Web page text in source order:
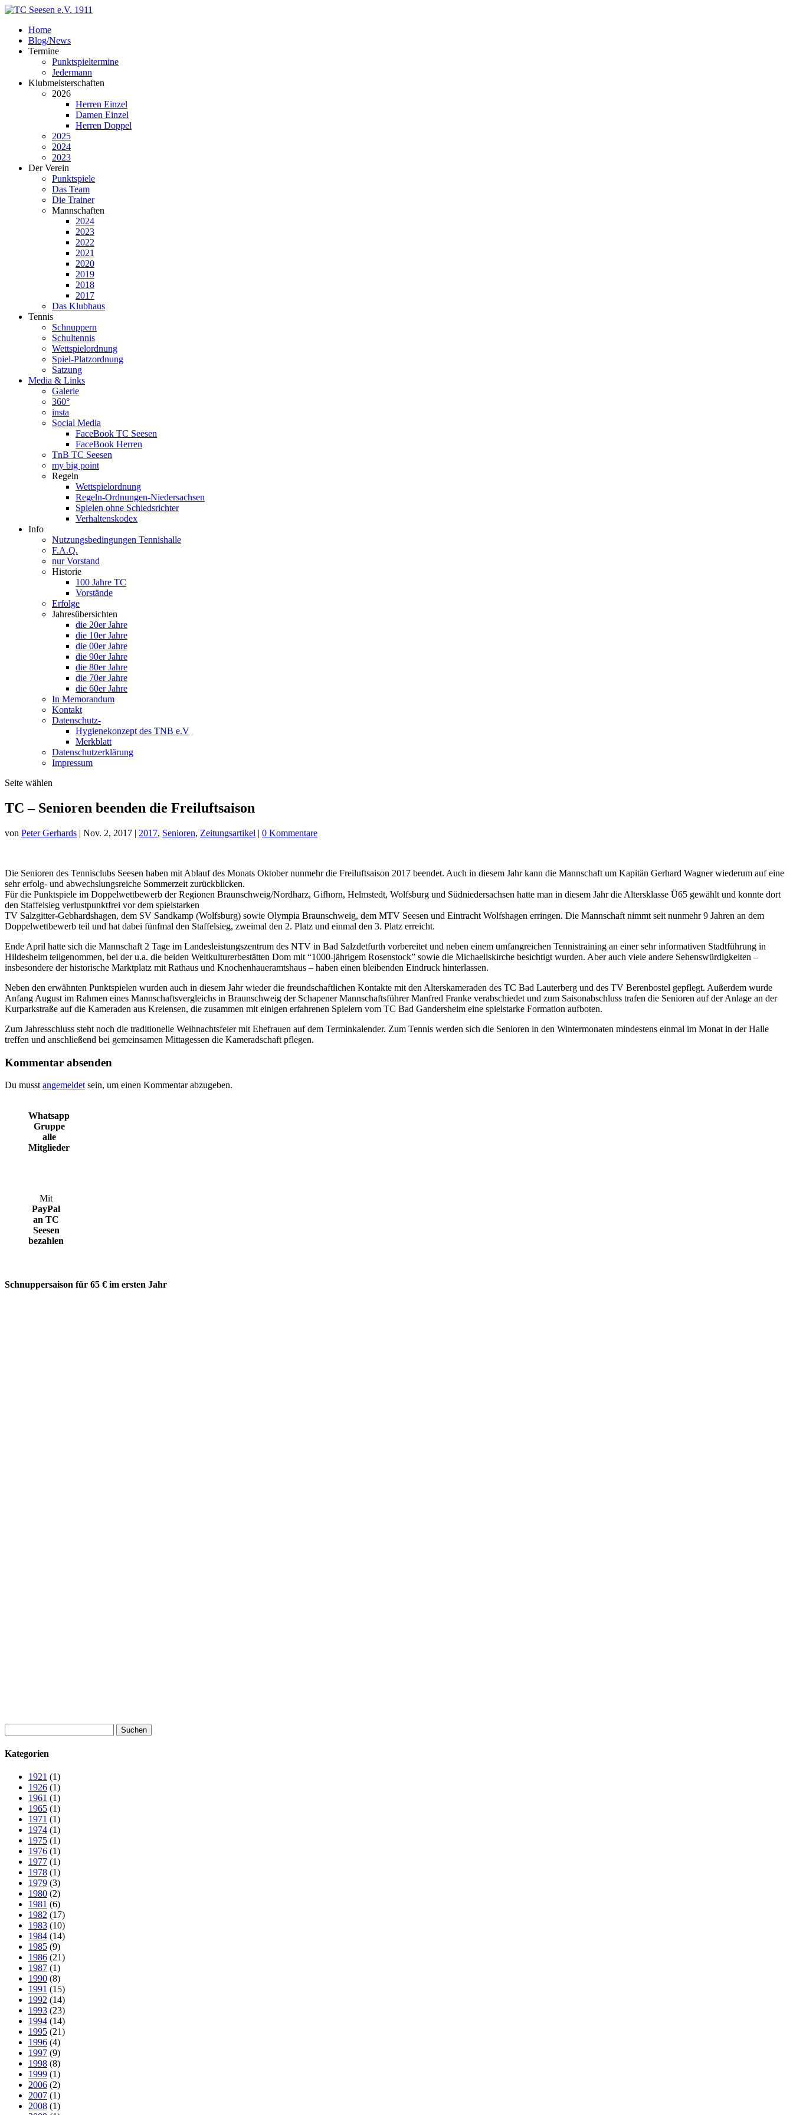
Home
Blog/News
Termine
Punktspieltermine
Jedermann
Klubmeisterschaften
2026
Herren Einzel
Damen Einzel
Herren Doppel
2025
2024
2023
Der Verein
Punktspiele
Das Team
Die Trainer
Mannschaften
2024
2023
2022
2021
2020
2019
2018
2017
Das Klubhaus
Tennis
Schnuppern
Schultennis
Wettspielordnung
Spiel-Platzordnung
Satzung
Media & Links
Galerie
360°
insta
Social Media
FaceBook TC Seesen
FaceBook Herren
TnB TC Seesen
my big point
Regeln
Wettspielordnung
Regeln-Ordnungen-Niedersachsen
Spielen ohne Schiedsrichter
Verhaltenskodex
Info
Nutzungsbedingungen Tennishalle
F.A.Q.
nur Vorstand
Historie
100 Jahre TC
Vorstände
Erfolge
Jahresübersichten
die 20er Jahre
die 10er Jahre
die 00er Jahre
die 90er Jahre
die 80er Jahre
die 70er Jahre
die 60er Jahre
In Memorandum
Kontakt
Datenschutz-
Hygienekonzept des TNB e.V
Merkblatt
Datenschutzerklärung
Impressum
Seite wählen
TC – Senioren beenden die Freiluftsaison
von Peter Gerhards | Nov. 2, 2017 | 2017, Senioren, Zeitungsartikel | 0 Kommentare
Die Senioren des Tennisclubs Seesen haben mit Ablauf des Monats Oktober nunmehr die Freiluftsaison 2017 beendet. Auch in diesem Jahr kann die Mannschaft um Kapitän Gerhard Wagner wiederum auf eine
sehr erfolg- und abwechslungsreiche Sommerzeit zurückblicken.
Für die Punktspiele im Doppelwettbewerb der Regionen Braunschweig/Nordharz, Gifhorn, Helmstedt, Wolfsburg und Südniedersachsen hatte man in diesem Jahr die Altersklasse Ü65 gewählt und konnte dort
den Staffelsieg verlustpunktfrei vor dem spielstarken
TV Salzgitter-Gebhardshagen, dem SV Sandkamp (Wolfsburg) sowie Olympia Braunschweig, dem MTV Seesen und Eintracht Wolfshagen erringen. Die Mannschaft nimmt seit nunmehr 9 Jahren an dem
Doppelwettbewerb teil und hat dabei fünfmal den Staffelsieg, zweimal den 2. Platz und einmal den 3. Platz erreicht.
Ende April hatte sich die Mannschaft 2 Tage im Landesleistungszentrum des NTV in Bad Salzdetfurth vorbereitet und neben einem umfangreichen Tennistraining an einer sehr informativen Stadtführung in
Hildesheim teilgenommen, bei der u.a. die beiden Weltkulturerbestätten Dom mit “1000-jährigem Rosenstock” sowie die Michaeliskirche besichtigt wurden. Aber auch viele andere Sehenswürdigkeiten –
insbesondere der historische Marktplatz mit Rathaus und Knochenhaueramtshaus – haben einen bleibenden Eindruck hinterlassen.
Neben den erwähnten Punktspielen wurden auch in diesem Jahr wieder die freundschaftlichen Kontakte mit den Alterskameraden des TC Bad Lauterberg und des TV Berenbostel gepflegt. Außerdem wurde
Anfang August im Rahmen eines Mannschaftsvergleichs in Braunschweig der Schapener Mannschaftsführer Manfred Franke verabschiedet und zum Saisonabschluss trafen die Senioren auf der Anlage an der
Kurparkstraße auf die Kameraden aus Kreiensen, die zusammen mit einigen erfahrenen Spielern vom TC Bad Gandersheim eine spielstarke Formation aufboten.
Zum Jahresschluss steht noch die traditionelle Weihnachtsfeier mit Ehefrauen auf dem Terminkalender. Zum Tennis werden sich die Senioren in den Wintermonaten mindestens einmal im Monat in der Halle
treffen und anschließend bei gemeinsamen Mittagessen die Kameradschaft pflegen.
Kommentar absenden
Du musst angemeldet sein, um einen Kommentar abzugeben.
Whatsapp
Gruppe
alle
Mitglieder
Mit
PayPal
an TC
Seesen
bezahlen
Schnuppersaison für 65 € im ersten Jahr
nach:
Kategorien
1921 (1)
1926 (1)
1961 (1)
1965 (1)
1971 (1)
1974 (1)
1975 (1)
1976 (1)
1977 (1)
1978 (1)
1979 (3)
1980 (2)
1981 (6)
1982 (17)
1983 (10)
1984 (14)
1985 (9)
1986 (21)
1987 (1)
1990 (8)
1991 (15)
1992 (14)
1993 (23)
1994 (14)
1995 (21)
1996 (4)
1997 (9)
1998 (8)
1999 (1)
2006 (2)
2007 (1)
2008 (1)